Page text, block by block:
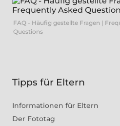
FAQ - Häufig gestellte Fragen |
Questions
Tipps für Eltern
Informationen für Eltern
Der Fototag